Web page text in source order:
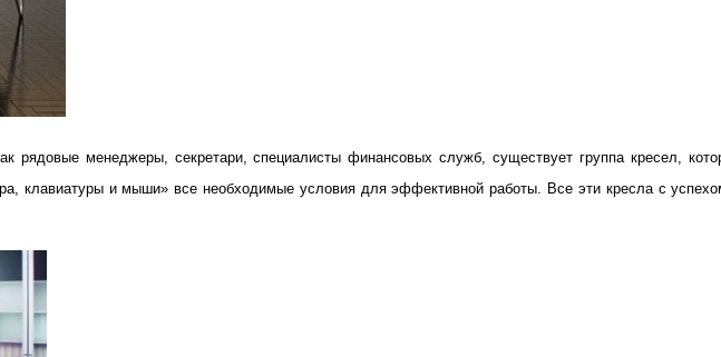
рядовые менеджеры, секретари, специалисты финансовых служб, существует группа кресел,
клавиатуры и мыши» все необходимые условия для эффективной работы. Все эти кресла с